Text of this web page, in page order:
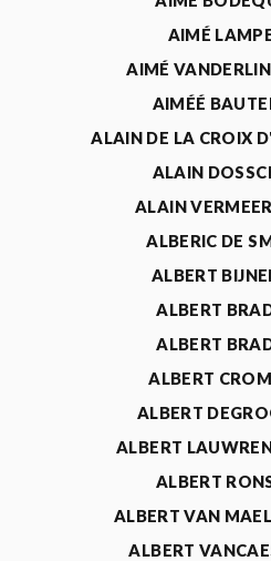
AIMÉ
AIMÉ
AIMÉÉ
ALAIN DE LA CROIX
ALAIN
ALAIN
ALBERIC DE
ALBERT
ALBERT
ALBERT
ALBERT
ALBERT
ALBERT
ALBERT
ALBERT VAN
ALBERT